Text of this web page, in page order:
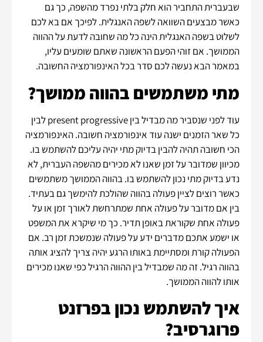
שבעברית התחביר הוא חלק בלתי נפרד מהשפה, כך גם
כאשר מבצעים השוואה לשפה האנגלית. לפיכך אם בא לכם
לשלוט בשפה האנגלית הינה כל מה שחובה לדעת על ההווה
הממושך. אם זוהי הפעם הראשונה שאתם שומעים עליו,
במאמר הבא נעשה לכם סדר בכל האינפורמציה החשובה.
מתי משתמשים בהווה ממושך?
עוד לפני שנסביר מה מבדיל בין present progressive לבין
כל שאר הזמנים ישנה עוד אינפורמציה חשובה. האינפורמציה
הכי חשובה תהיה להבין בדיוק מתי יהיה עליכם להשתמש בו.
מכיוון שמדובר על זמן שאנו לא מכירים מהשפה העברית, לא
נדע בדיוק מתי נכון להשתמש בו. בהווה הממושך משתמשים
כאשר רוצים לציין פעולה בהווה שהולכת להימשך גם בעתיד.
בין אם מדובר על פעולה אחת שמתרחשת לאורך זמן או על
פעולה אחת שקוראת באופן תדיר. כך מי שיקרא את המשפט
או ישמע אתכם מדברים ידע על פעולה שנמשכת זמן רב. אם
הפעולה קורת ומסתיימת באותו הרגע יהיה צריך להציג אותה
בהווה רגיל. זה מה שמבדיל בין ההווה הרגיל כפי שאנו מכירים
אותו להווה הממושך.
איך להשתמש נכון בפרזנט
פרוגרסיב?